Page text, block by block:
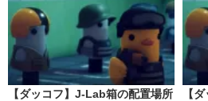
【ダッコフ】J-Lab箱の配置場所
【